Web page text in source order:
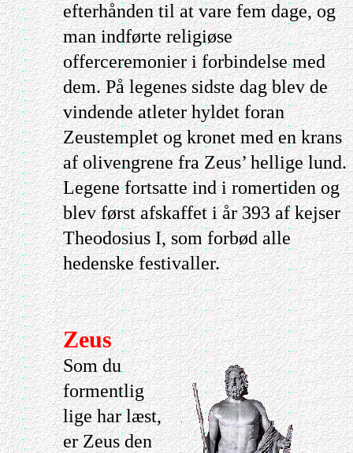
efterhånden til at vare fem dage, og
man indførte religiøse
offerceremonier i forbindelse med
dem. På legenes sidste dag blev de
vindende atleter hyldet foran
Zeustemplet og kronet med en krans
af olivengrene fra Zeus’ hellige lund.
Legene fortsatte ind i romertiden og
blev først afskaffet i år 393 af kejser
Theodosius I, som forbød alle
hedenske festivaller.
Zeus
Som du
formentlig
lige har læst,
er Zeus den